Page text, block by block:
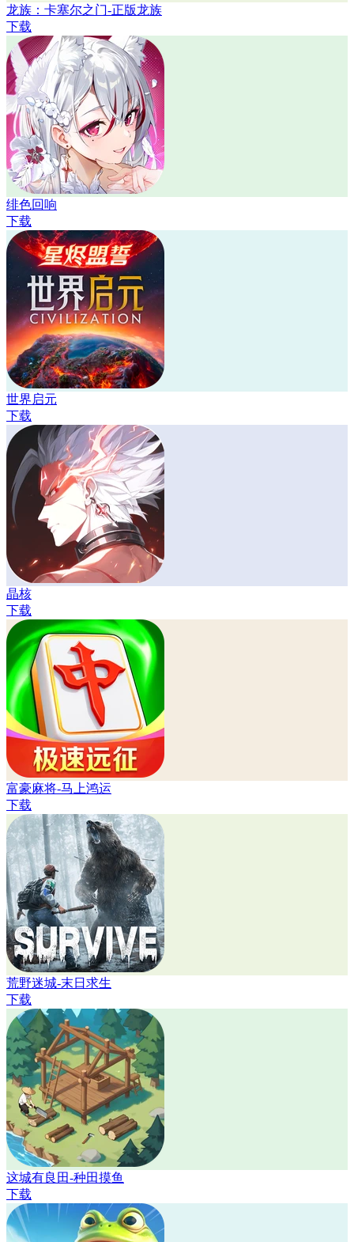
龙族：卡塞尔之门-正版龙族
下载
绯色回响
下载
世界启元
下载
晶核
下载
富豪麻将-马上鸿运
下载
荒野迷城-末日求生
下载
这城有良田-种田摸鱼
下载